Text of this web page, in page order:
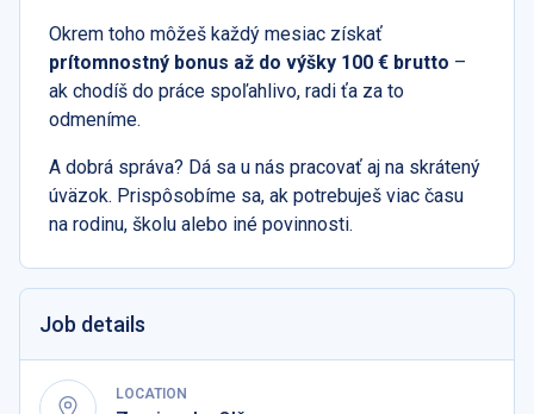
Okrem toho môžeš každý mesiac získať
prítomnostný bonus až do výšky 100 € brutto –
ak chodíš do práce spoľahlivo, radi ťa za to
odmeníme.
A dobrá správa? Dá sa u nás pracovať aj na skrátený
úväzok. Prispôsobíme sa, ak potrebuješ viac času
na rodinu, školu alebo iné povinnosti.
Job details
LOCATION